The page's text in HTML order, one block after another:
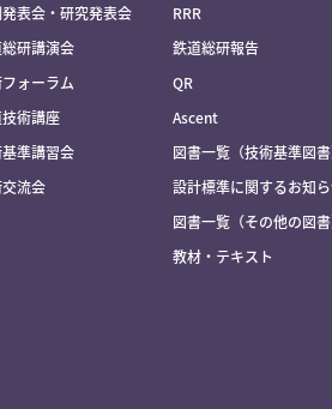
表会・研究発表会
研講演会
ォーラム
術講座
準講習会
流会
RRR
鉄道総研報告
QR
Ascent
図書一覧（技術基準図書
設計標準に関するお知
図書一覧（その他の図書
教材・テキスト